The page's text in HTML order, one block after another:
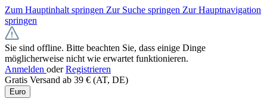
Zum Hauptinhalt springen Zur Suche springen Zur Hauptnavigation
springen
Sie sind offline. Bitte beachten Sie, dass einige Dinge
möglicherweise nicht wie erwartet funktionieren.
Anmelden oder Registrieren
Gratis Versand ab 39 € (AT, DE)
Euro